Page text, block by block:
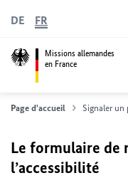
Missions allemandes
en France
DE FR
Page d'accueil Signaler un
Le formulaire de
l’accessibilité